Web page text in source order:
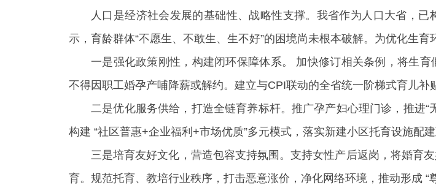
人口是经济社会发展的基础性、战略性支撑。我省作为人口大省
示，育龄群体“不愿生、不敢生、生不好”的困境尚未根本破解。为优化生育
一是强化政策刚性，构建闭环保障体系。 加快修订相关条例，将生
不得因职工婚孕产哺降薪或解约。建立与CPI联动的全省统一阶梯式育儿补
二是优化服务供给，打造全链育养标杆。推广孕产妇心理门诊，推进
构建 “社区普惠+企业福利+市场优质”多元模式，落实新建小区托育设施配
三是培育友好文化，营造包容支持氛围。支持女性产后返岗，将婚育
育。规范托育、教培行业秩序，打击恶意涨价，净化网络环境，推动形成 “